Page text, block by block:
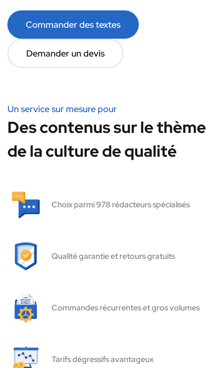
Commander des textes
Demander un devis
Un service sur mesure pour
Des contenus sur le thème
de la culture de qualité
Choix parmi 978 rédacteurs spécialisés
Qualité garantie et retours gratuits
Commandes récurrentes et gros volumes
Tarifs dégressifs avantageux